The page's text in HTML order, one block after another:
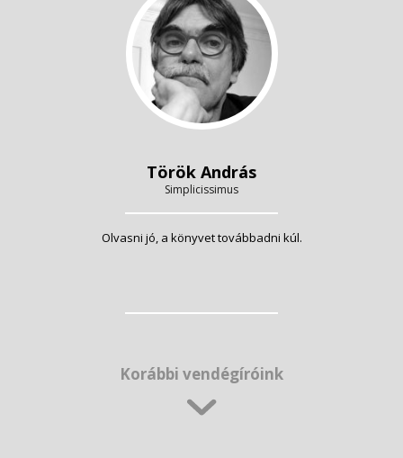
Török András
Simplicissimus
Olvasni jó, a könyvet továbbadni kúl.
Korábbi vendégíróink